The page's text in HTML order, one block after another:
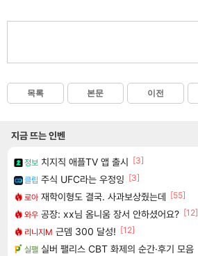
목록 본문 이전
지금 뜨는 인벤
정보 치지직 애플TV 앱 출시 [3]
클립 주식 UFC라는 우정잉 [3]
로아 재학이형도 결국. 사과보상줬는데 [55]
와우 공장: xx님 옴니움 장서 안하셨어요? [12]
리니지M 근뎀 300 달성! [12]
실팰 실버 팰리스 CBT 화제의 순간·후기 모음